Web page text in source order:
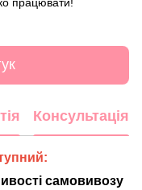
Консультація
самовивозу